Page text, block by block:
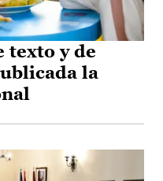
texto y de
la